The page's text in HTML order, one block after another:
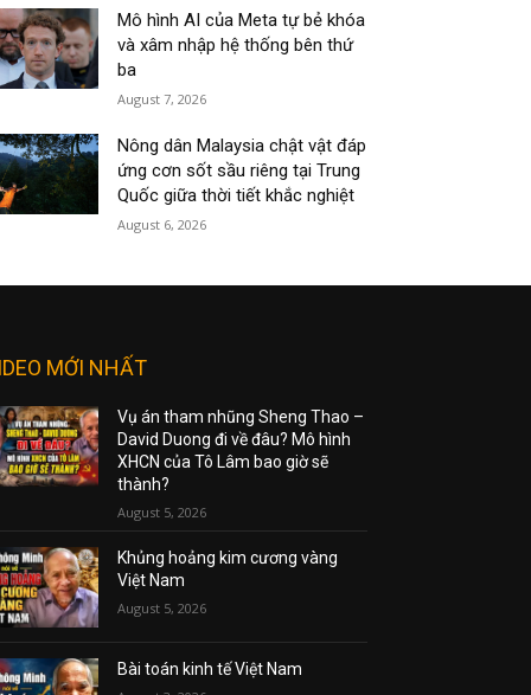
Mô hình AI của Meta tự bẻ khóa
và xâm nhập hệ thống bên thứ
ba
August 7, 2026
Nông dân Malaysia chật vật đáp
ứng cơn sốt sầu riêng tại Trung
Quốc giữa thời tiết khắc nghiệt
August 6, 2026
MỚI NHẤT
Vụ án tham nhũng Sheng Thao –
David Duong đi về đâu? Mô hình
XHCN của Tô Lâm bao giờ sẽ
thành?
August 5, 2026
Khủng hoảng kim cương vàng
Việt Nam
August 5, 2026
Bài toán kinh tế Việt Nam